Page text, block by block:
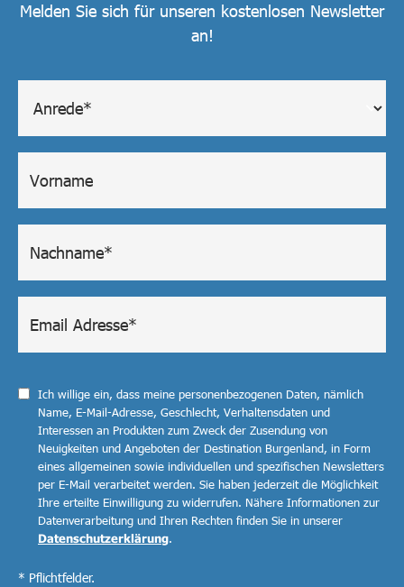
Melden Sie sich für unseren kostenlosen Newsletter
an!
Ich willige ein, dass meine personenbezogenen Daten, nämlich
Name, E-Mail-Adresse, Geschlecht, Verhaltensdaten und
Interessen an Produkten zum Zweck der Zusendung von
Neuigkeiten und Angeboten der Destination Burgenland, in Form
eines allgemeinen sowie individuellen und spezifischen Newsletters
per E-Mail verarbeitet werden. Sie haben jederzeit die Möglichkeit
Ihre erteilte Einwilligung zu widerrufen. Nähere Informationen zur
Datenverarbeitung und Ihren Rechten finden Sie in unserer
Datenschutzerklärung.
* Pflichtfelder.